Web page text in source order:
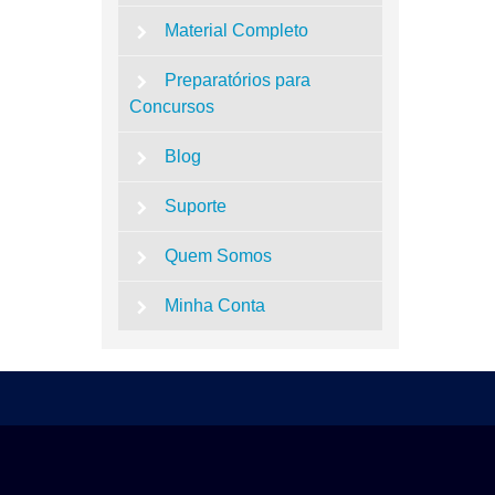
Material Completo
Preparatórios para
Concursos
Blog
Suporte
Quem Somos
Minha Conta